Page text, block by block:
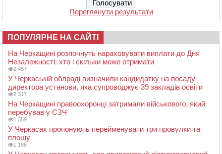
Переглянути результати
ПОПУЛЯРНЕ НА САЙТІ
На Черкащині розпочнуть нараховувати виплати до Дня
Незалежності: хто і скільки може отримати
2 457
У Черкаській облраді визначили кандидатку на посаду
директора установи, яка супроводжує 39 закладів освіти
2 317
На Черкащині правоохоронці затримали військового, який
перебував у СЗЧ
1 359
У Черкасах пропонують перейменувати три провулки та
площу
1 186